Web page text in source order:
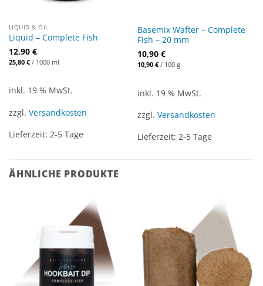
LIQUID & OIL
Liquid – Complete Fish
12,90 €
25,80 €/ 1000 ml
inkl. 19 % MwSt.
zzgl. Versandkosten
Lieferzeit: 2-5 Tage
Basemix Wafter – Complete
Fish – 20 mm
10,90 €
10,90 €/ 100 g
inkl. 19 % MwSt.
zzgl. Versandkosten
Lieferzeit: 2-5 Tage
ÄHNLICHE PRODUKTE